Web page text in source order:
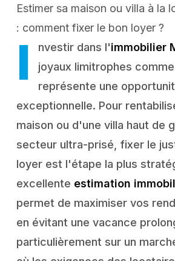
Estimer sa maison ou villa à la
: comment fixer le bon loyer ?
I nvestir dans l'immobilier
joyaux limitrophes
représente une
exceptionnelle. Pour
maison ou d'une villa haut de
secteur ultra-prisé, fixer le
loyer est l'étape la plus
excellente estimation
permet de maximiser vos
en évitant une vacance
particulièrement sur un